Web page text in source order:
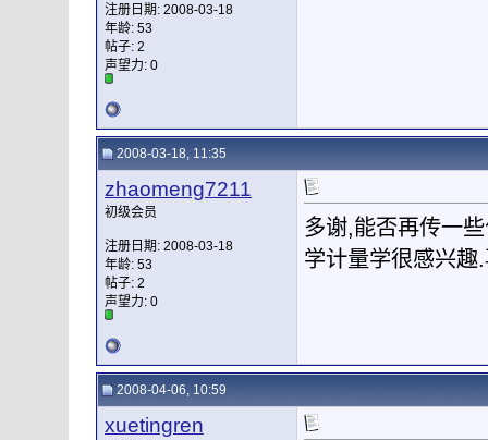
注册日期: 2008-03-18
年龄: 53
帖子: 2
声望力: 0
2008-03-18, 11:35
zhaomeng7211
初级会员
注册日期: 2008-03-18
年龄: 53
帖子: 2
声望力: 0
多谢,能否再传一
学计量学很感兴趣
2008-04-06, 10:59
xuetingren